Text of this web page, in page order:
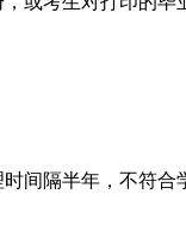
间隔半年，不符合